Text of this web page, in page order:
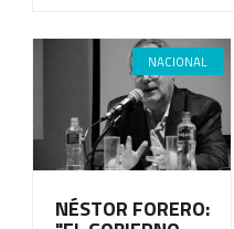
NACIONAL
NÉSTOR FORERO: